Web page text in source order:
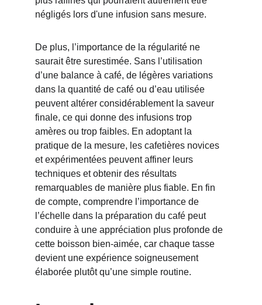
négligés lors d'une infusion sans mesure.
De plus, l’importance de la régularité ne
saurait être surestimée. Sans l’utilisation
d’une balance à café, de légères variations
dans la quantité de café ou d’eau utilisée
peuvent altérer considérablement la saveur
finale, ce qui donne des infusions trop
amères ou trop faibles. En adoptant la
pratique de la mesure, les cafetières novices
et expérimentées peuvent affiner leurs
techniques et obtenir des résultats
remarquables de manière plus fiable. En fin
de compte, comprendre l’importance de
l’échelle dans la préparation du café peut
conduire à une appréciation plus profonde de
cette boisson bien-aimée, car chaque tasse
devient une expérience soigneusement
élaborée plutôt qu’une simple routine.